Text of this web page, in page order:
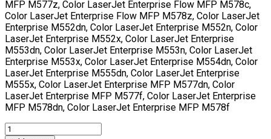
MFP M577z, Color LaserJet Enterprise Flow MFP M578c,
Color LaserJet Enterprise Flow MFP M578z, Color LaserJet
Enterprise M552dn, Color LaserJet Enterprise M552n, Color
LaserJet Enterprise M552x, Color LaserJet Enterprise
M553dn, Color LaserJet Enterprise M553n, Color LaserJet
Enterprise M553x, Color LaserJet Enterprise M554dn, Color
LaserJet Enterprise M555dn, Color LaserJet Enterprise
M555x, Color LaserJet Enterprise MFP M577dn, Color
LaserJet Enterprise MFP M577f, Color LaserJet Enterprise
MFP M578dn, Color LaserJet Enterprise MFP M578f
Комплект